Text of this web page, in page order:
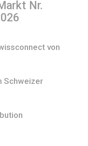
Nr.
von
Schweizer